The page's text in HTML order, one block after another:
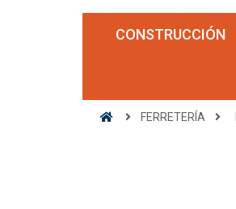
CONSTRUCCIÓN
FERRETERÍA